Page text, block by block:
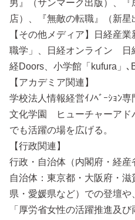
男』（サンマーク出版）、
店）、『無敵の転職』（新星
【その他メディア】日経産
職学」、日経オンライン
経Doors、小学館「kufura」
【アカデミア関連】
学校法人情報経営ｲﾉﾍﾞｰｼｮﾝ
文化学園 ヒューチャーアド
でも活躍の場を広げる。
【行政関連】
行政・自治体（内閣府・経
自治体：東京都・大阪府・
県・愛媛県など）での登壇や
「厚労省女性の活躍推進及